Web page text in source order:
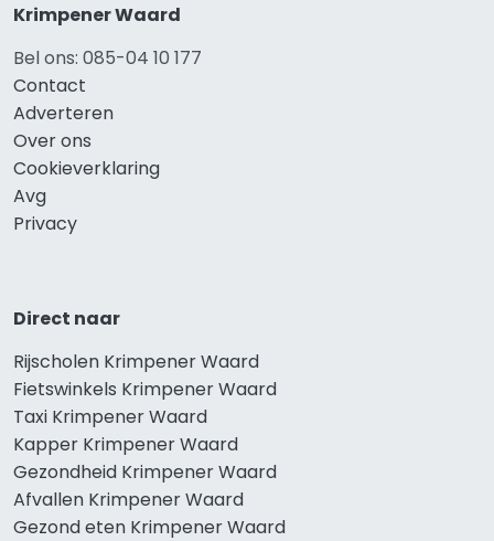
Krimpener Waard
Bel ons: 085-04 10 177
Contact
Adverteren
Over ons
Cookieverklaring
Avg
Privacy
Direct naar
Rijscholen Krimpener Waard
Fietswinkels Krimpener Waard
Taxi Krimpener Waard
Kapper Krimpener Waard
Gezondheid Krimpener Waard
Afvallen Krimpener Waard
Gezond eten Krimpener Waard